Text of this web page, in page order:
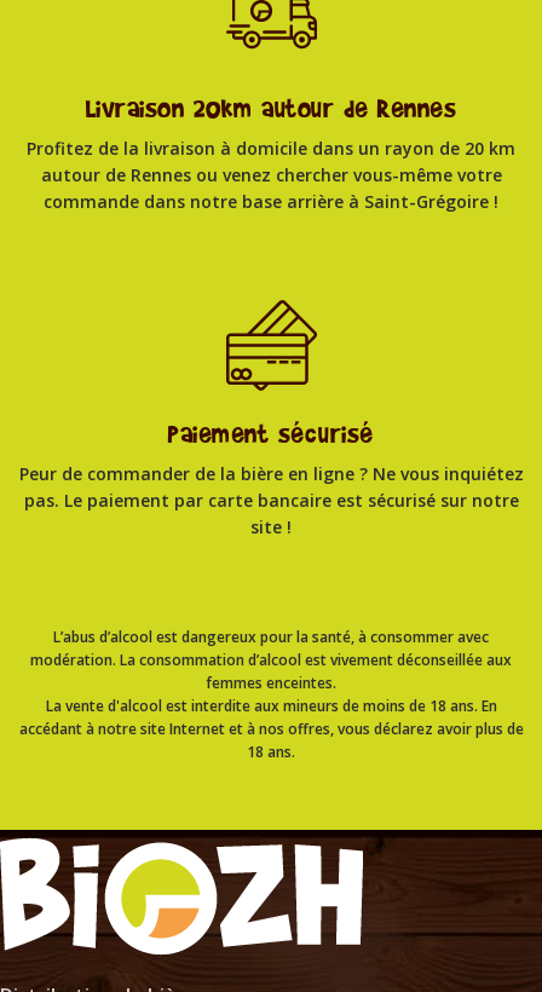
Livraison 20km autour de Rennes
Profitez de la livraison à domicile dans un rayon de 20 km
autour de Rennes ou venez chercher vous-même votre
commande dans notre base arrière à Saint-Grégoire !
Paiement sécurisé
Peur de commander de la bière en ligne ? Ne vous inquiétez
pas. Le paiement par carte bancaire est sécurisé sur notre
site !
L’abus d’alcool est dangereux pour la santé, à consommer avec
modération. La consommation d’alcool est vivement déconseillée aux
femmes enceintes.
La vente d'alcool est interdite aux mineurs de moins de 18 ans. En
accédant à notre site Internet et à nos offres, vous déclarez avoir plus de
18 ans.